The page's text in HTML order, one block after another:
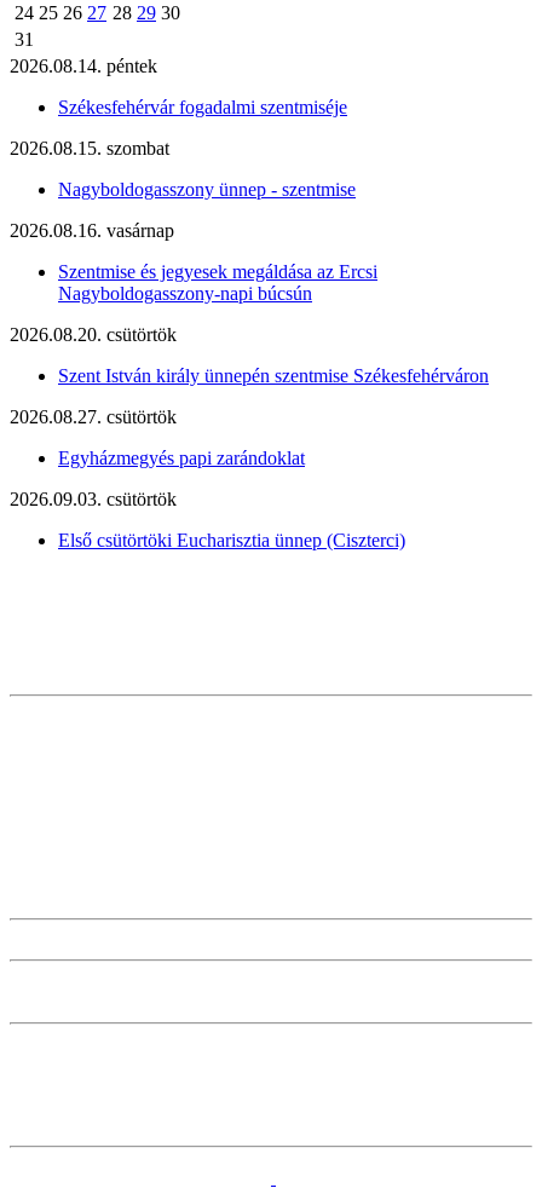
24 25 26 27 28 29 30
31
2026.08.14. péntek
Székesfehérvár fogadalmi szentmiséje
2026.08.15. szombat
Nagyboldogasszony ünnep - szentmise
2026.08.16. vasárnap
Szentmise és jegyesek megáldása az Ercsi
Nagyboldogasszony-napi búcsún
2026.08.20. csütörtök
Szent István király ünnepén szentmise Székesfehérváron
2026.08.27. csütörtök
Egyházmegyés papi zarándoklat
2026.09.03. csütörtök
Első csütörtöki Eucharisztia ünnep (Ciszterci)